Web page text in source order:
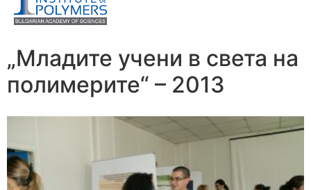
„Младите учени в света на
полимерите“ – 2013